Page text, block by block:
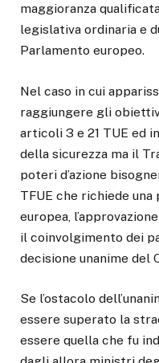
maggioranza
legislativa ordinaria e
Parlamento europeo.
Nel caso in cui
raggiungere gli
articoli 3 e 21 TUE ed
della sicurezza ma il
poteri d’azione
TFUE che richiede
europea,
il coinvolgimento dei
decisione unanime del
Se l’ostacolo
essere superato la
essere quella che fu